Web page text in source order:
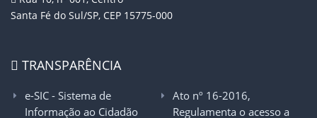
Santa Fé do Sul/SP, CEP 15775-000
TRANSPARÊNCIA
e-SIC - Sistema de
Informação ao Cidadão
Ato nº 16-2016,
Regulamenta o acesso a